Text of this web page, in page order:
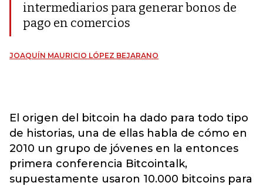
intermediarios para generar bonos de
pago en comercios
JOAQUÍN MAURICIO LÓPEZ BEJARANO
El origen del bitcoin ha dado para todo tipo
de historias, una de ellas habla de cómo en
2010 un grupo de jóvenes en la entonces
primera conferencia Bitcointalk,
supuestamente usaron 10.000 bitcoins para